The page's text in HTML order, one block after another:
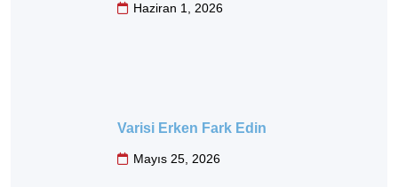
Haziran 1, 2026
Varisi Erken Fark Edin
Mayıs 25, 2026